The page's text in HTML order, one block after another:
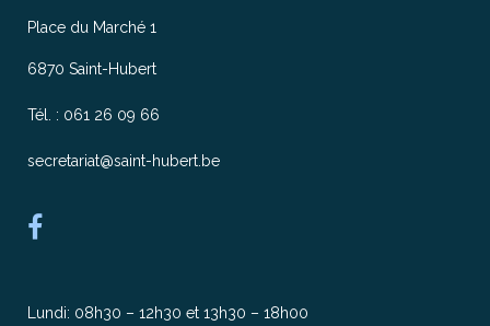
Place du Marché 1
6870 Saint-Hubert
Tél. : 061 26 09 66
secretariat@saint-hubert.be
Lundi: 08h30 – 12h30 et 13h30 – 18h00